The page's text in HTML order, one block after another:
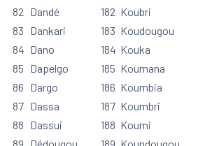
82
83
84
85
86
87
88
Dandé
Dankari
Dano
Dapelgo
Dargo
Dassa
Dassui
182
183
184
185
186
187
188
Koubri
Koudougou
Kouka
Koumana
Koumbia
Koumbri
Koumi